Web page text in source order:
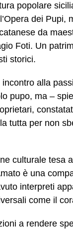
popolare
dei Pupi,
da
Foti. Un
storici.
alla
pupo, ma –
tutta per non
culturale tesa
è una
interpreti
come il
a rendere